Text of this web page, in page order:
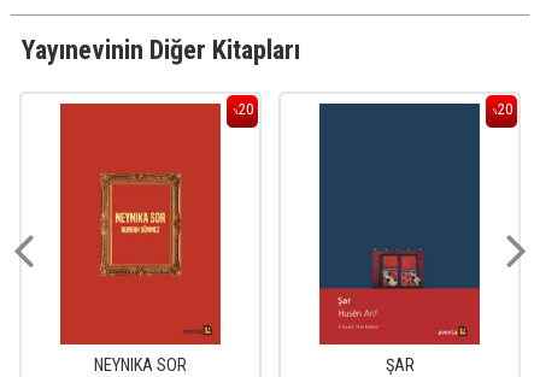
Yayınevinin Diğer Kitapları
%20
NEYNIKA SOR
%20
ŞAR